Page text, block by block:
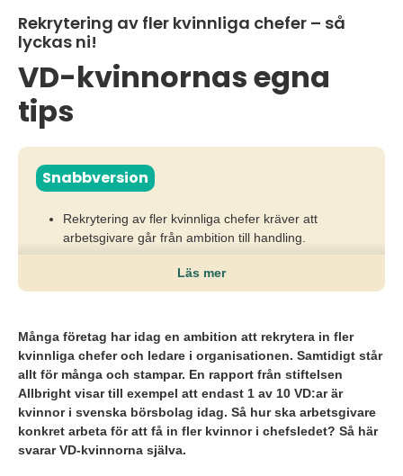
Rekrytering av fler kvinnliga chefer – så
lyckas ni!
VD-kvinnornas egna
tips
Snabbversion
Rekrytering av fler kvinnliga chefer kräver att
arbetsgivare går från ambition till handling.
När ledningar förlitar sig på nätverk eller behandlar
jämställdhet som ett sidoprojekt riskerar de att missa
För att lyckas behöver högsta ledningen ta ansvar,
bredda urvalet och integrera jämställdhet som en
affärskritisk del av chefsrekryteringen.
Läs mer
Många företag har idag en ambition att rekrytera in fler
kvinnliga chefer och ledare i organisationen. Samtidigt står
allt för många och stampar. En rapport från stiftelsen
Allbright visar till exempel att endast 1 av 10 VD:ar är
kvinnor i svenska börsbolag idag. Så hur ska arbetsgivare
konkret arbeta för att få in fler kvinnor i chefsledet? Så här
svarar VD-kvinnorna själva.